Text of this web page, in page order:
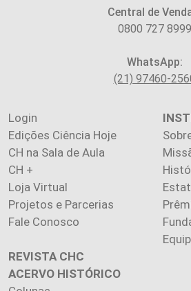
Central de
0800 727 8999
WhatsApp:
(21) 97460-
Login
Edições Ciência Hoje
CH na Sala de Aula
CH +
Loja Virtual
Projetos e Parcerias
Fale Conosco
REVISTA CHC
ACERVO HISTÓRICO